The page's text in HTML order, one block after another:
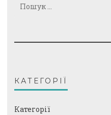
КАТЕГОРІЇ
Категорії